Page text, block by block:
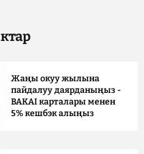
Жаңы окуу жылына
пайдалуу даярданыңыз -
BAKAI карталары менен
5% кешбэк алыңыз